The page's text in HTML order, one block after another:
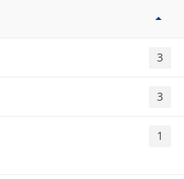
3
3
1